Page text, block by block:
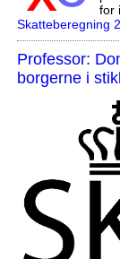
for
Skatteberegning
Professor:
borgerne i